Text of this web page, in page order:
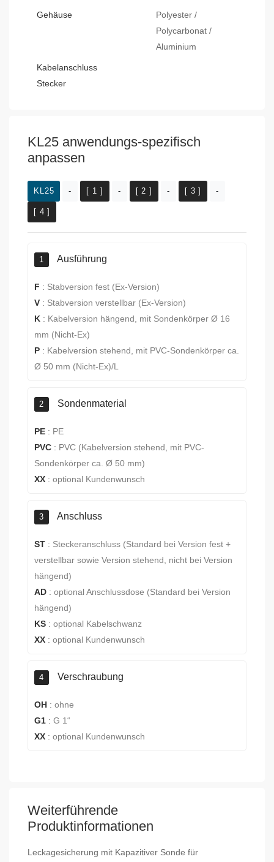
Gehäuse
Polyester /
Polycarbonat /
Aluminium
Kabelanschluss
Stecker
KL25 anwendungs-spezifisch
anpassen
KL25 - [ 1 ] - [ 2 ] - [ 3 ] -
[ 4 ]
1 Ausführung
F : Stabversion fest (Ex-Version)
V : Stabversion verstellbar (Ex-Version)
K : Kabelversion hängend, mit Sondenkörper Ø 16
mm (Nicht-Ex)
P : Kabelversion stehend, mit PVC-Sondenkörper ca.
Ø 50 mm (Nicht-Ex)/L
2 Sondenmaterial
PE : PE
PVC : PVC (Kabelversion stehend, mit PVC-
Sondenkörper ca. Ø 50 mm)
XX : optional Kundenwunsch
3 Anschluss
ST : Steckeranschluss (Standard bei Version fest +
verstellbar sowie Version stehend, nicht bei Version
hängend)
AD : optional Anschlussdose (Standard bei Version
hängend)
KS : optional Kabelschwanz
XX : optional Kundenwunsch
4 Verschraubung
OH : ohne
G1 : G 1“
XX : optional Kundenwunsch
Weiterführende
Produktinformationen
Leckagesicherung mit Kapazitiver Sonde für